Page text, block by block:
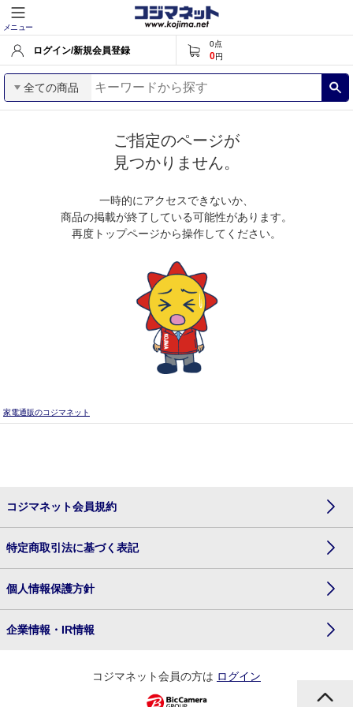
メニュー
ログイン/新規会員登録
0点
0円
全ての商品
ご指定のページが
見つかりません。
一時的にアクセスできないか、
商品の掲載が終了している可能性があります。
再度トップページから操作してください。
家電通販のコジマネット
コジマネット会員規約
特定商取引法に基づく表記
個人情報保護方針
企業情報・IR情報
コジマネット会員の方は ログイン